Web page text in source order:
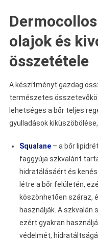
olajok és
összetétele
A készítményt gazdag
természetes
lehetséges a bőr teljes
gyulladások
Squalane– a bőr
faggyúja szkvalánt
hidratálásáért és
létre a bőr felületén,
köszönhetően száraz,
használják. A szkvalán
ezért gyakran
védelmét,